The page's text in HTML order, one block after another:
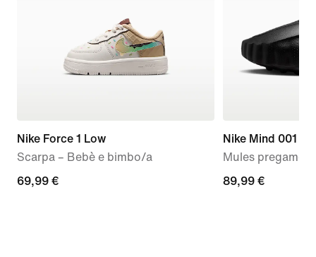
Nike Force 1 Low
Scarpa – Bebè e bimbo/a
69,99
69,99 €
Nike Mind 001
Mules pregame
89,99
89,99 €